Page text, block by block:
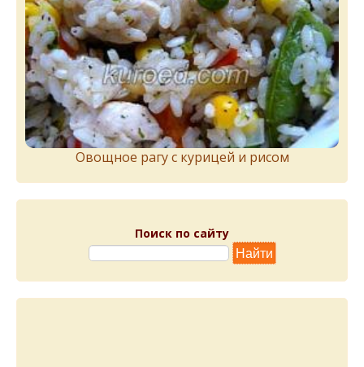
Овощное рагу с курицей и рисом
Поиск по сайту